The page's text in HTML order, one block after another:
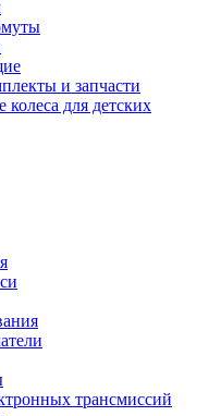
и запчасти
для детских
трансмиссий